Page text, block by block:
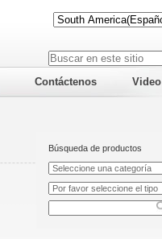
Contáctenos Video
Búsqueda de productos